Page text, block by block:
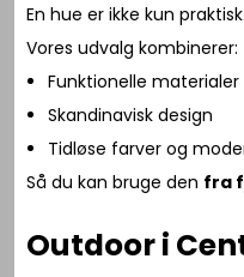
En hue er ikke kun
Vores udvalg kombinerer:
Funktionelle materialer
Skandinavisk design
Tidløse farver og
Så du kan bruge den fra
Outdoor i